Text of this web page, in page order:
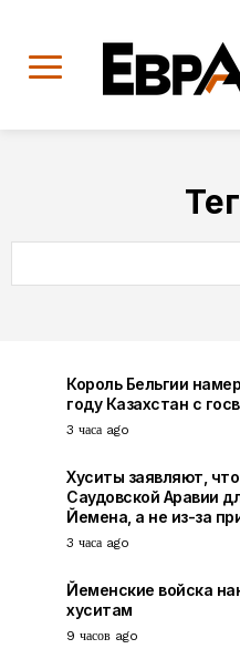
Король Бельгии
году Казахстан с
3 часа ago
Хуситы заявляют,
Саудовской Аравии
Йемена, а не из-за
3 часа ago
Йеменские войска
хуситам
9 часов ago